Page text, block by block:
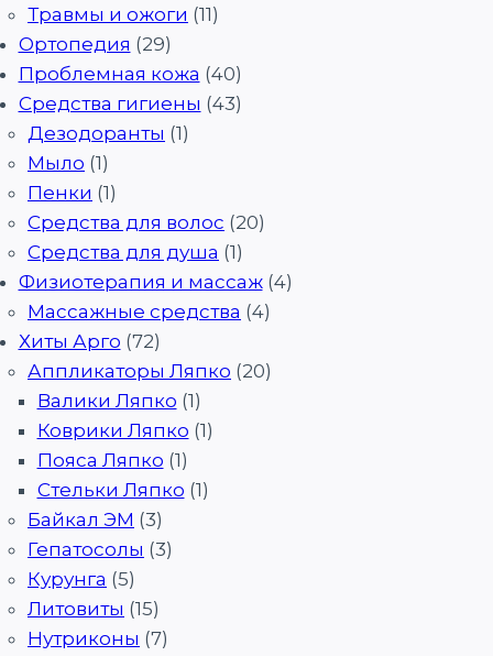
Травмы и ожоги (11)
Ортопедия (29)
Проблемная кожа (40)
Средства гигиены (43)
Дезодоранты (1)
Мыло (1)
Пенки (1)
Средства для волос (20)
Средства для душа (1)
Физиотерапия и массаж (4)
Массажные средства (4)
Хиты Арго (72)
Аппликаторы Ляпко (20)
Валики Ляпко (1)
Коврики Ляпко (1)
Пояса Ляпко (1)
Стельки Ляпко (1)
Байкал ЭМ (3)
Гепатосолы (3)
Курунга (5)
Литовиты (15)
Нутриконы (7)